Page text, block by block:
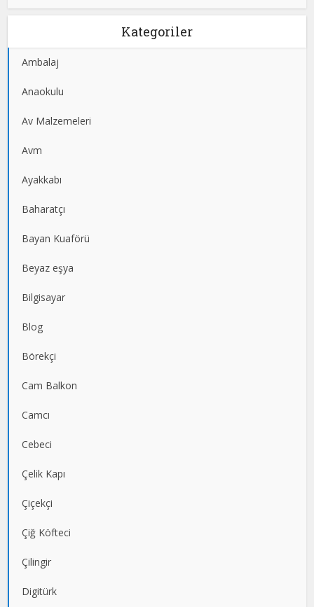
Kategoriler
Ambalaj
Anaokulu
Av Malzemeleri
Avm
Ayakkabı
Baharatçı
Bayan Kuaförü
Beyaz eşya
Bilgisayar
Blog
Börekçi
Cam Balkon
Camcı
Cebeci
Çelik Kapı
Çiçekçi
Çiğ Köfteci
Çilingir
Digitürk